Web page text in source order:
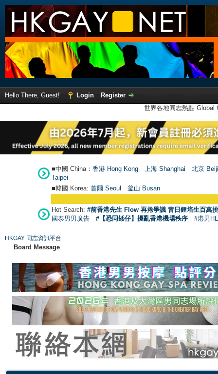
Hello There, Guest! Login
Register
世界各地同志熱點
■中國 China： 香港 Hong Kong 上海 Shanghai
北京
Taipei
■韓國 Korea: 首爾 Seoul 釜山 Busan
Hot Search: #前香港先生 Flow 再捲爭議 昔日鍾培生百萬
國泰男男廣告
#【恐同矮仔】擾亂香港機場秩序 #港男
HKGAY 同志資訊平台
Board Message